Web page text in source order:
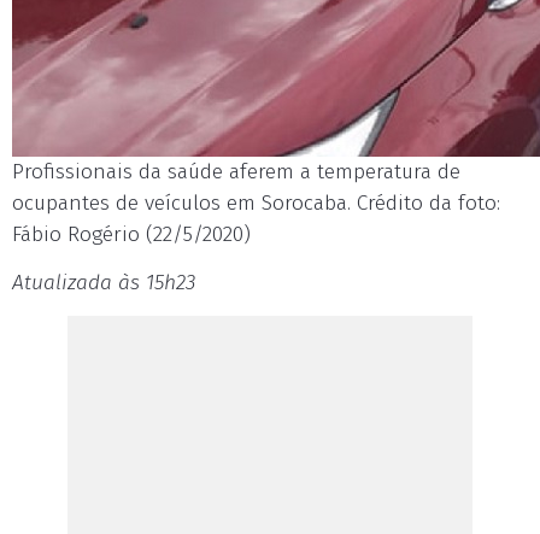
Profissionais da saúde aferem a temperatura de
ocupantes de veículos em Sorocaba. Crédito da foto:
Fábio Rogério (22/5/2020)
Atualizada às 15h23